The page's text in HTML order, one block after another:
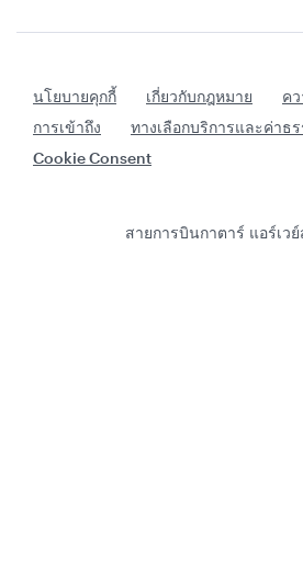
นโยบายคุกกี้ เกี่ยวกับกฎหมาย
ค
การเข้าถึง
ทางเลือกบริการและค่าธ
Cookie Consent
สายการบินกาตาร์ แอร์เว